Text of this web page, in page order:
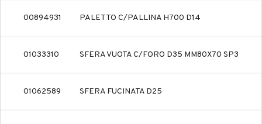
00894931 PALETTO C/PALLINA H700 D14
01033310 SFERA VUOTA C/FORO D35 MM80X70 SP3
01062589 SFERA FUCINATA D25